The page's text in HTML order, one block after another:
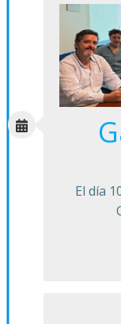
El día